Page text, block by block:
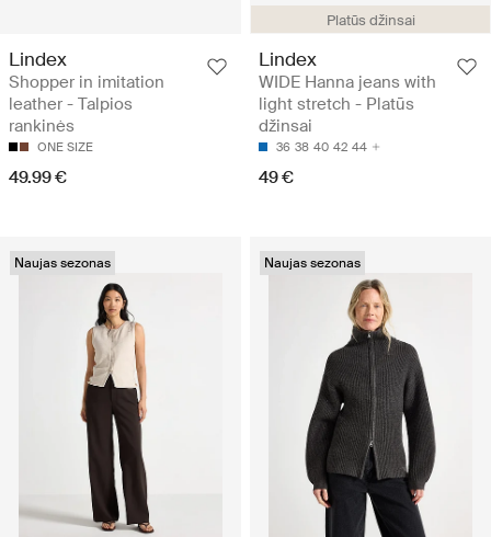
Lindex
Shopper in imitation
leather - Talpios
rankinės
ONE SIZE
49.99 €
Platūs džinsai
Lindex
WIDE Hanna jeans with
light stretch - Platūs
džinsai
36 38 40 42 44
49 €
Naujas sezonas Naujas sezonas